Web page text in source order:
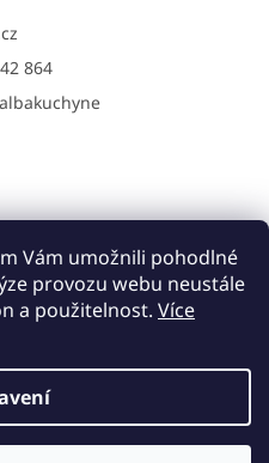
Vám umožnili pohodlné
provozu webu neustále
a použitelnost. Více
864
Shoptet